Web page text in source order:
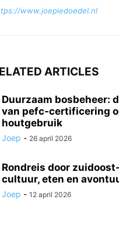
www.joepiedoedel.nl
ARTICLES
Duurzaam bosbeheer:
van pefc-certificering
houtgebruik
Joep - 26 april 2026
Rondreis door
cultuur, eten en
Joep - 12 april 2026